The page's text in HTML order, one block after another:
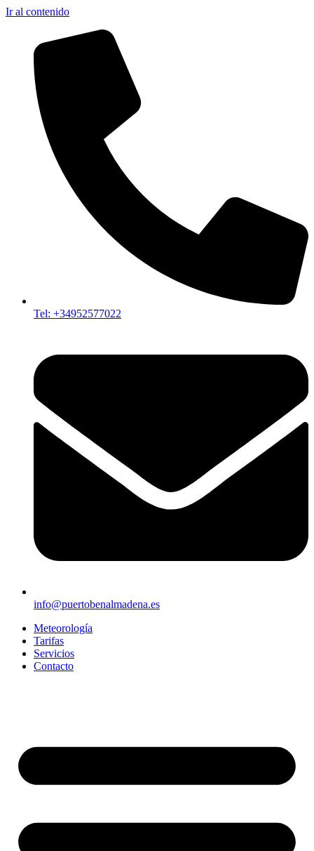
Ir al contenido
Tel: +34952577022
info@puertobenalmadena.es
Meteorología
Tarifas
Servicios
Contacto